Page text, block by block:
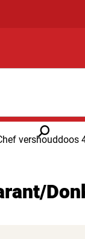
vershouddoos